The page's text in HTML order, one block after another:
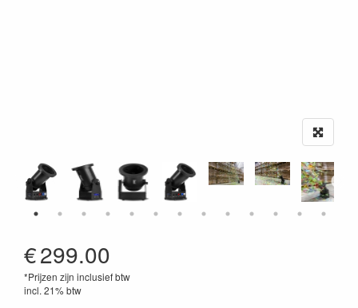
€299.00
*Prijzen zijn inclusief btw
incl. 21% btw